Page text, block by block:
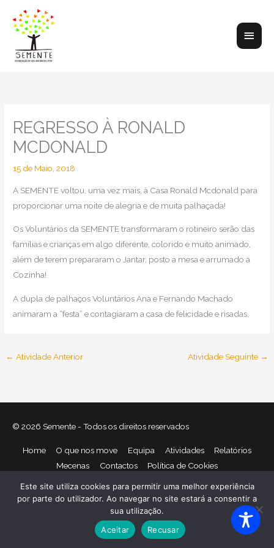
content
Main
REGRESSO À RONALD
MCDONALD
15 de Maio, 2018
A SEMENTE voltou, uma vez mais, à Casa Ronald Mcdonald para
proporcionar uma noite de alegria e de muita palhaçada!
Os Voluntários da SEMENTE transformaram o rotineiro serão das
famílias e crianças em algo diferente, colorido e muito animado,
além de terem prepararam o Jantar, posto a mesa e arrumado a
Cozinha!
A dupla de palhaços Voluntários Ana e Fernando Machado
animaram a “festa” e contagiaram a casa de felicidade e risadas.
← Atividade Anterior Atividade Seguinte →
© 2026 Semente - Todos os direitos reservados
Home O que nos move Equipa Atividades
Relatórios
Mecenas
Contactos
Política de Cookies
Este site utiliza cookies para permitir uma melhor experiência
por parte do utilizador. Ao navegar no site estará a consentir a
sua utilização.
Aceitar
Recusar